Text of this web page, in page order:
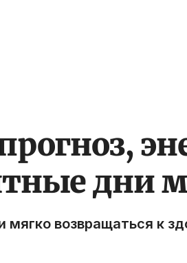
дни
мягко возвращаться к